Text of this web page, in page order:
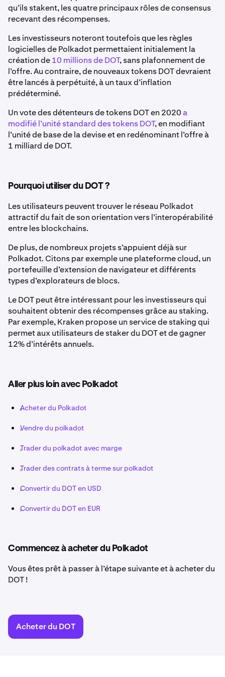
qu’ils stakent, les quatre principaux rôles de consensus
recevant des récompenses.
Les investisseurs noteront toutefois que les règles
logicielles de Polkadot permettaient initialement la
création de10 millions de DOT, sans plafonnement de
l’offre. Au contraire, de nouveaux tokens DOT devraient
être lancés à perpétuité, à un taux d’inflation
prédéterminé.
Un vote des détenteurs de tokens DOT en 2020a
modifié l’unité standard des tokens DOT, en modifiant
l’unité de base de la devise et en redénominant l’offre à
1 milliard de DOT.
Pourquoi utiliser du DOT ?
Les utilisateurs peuvent trouver le réseau Polkadot
attractif du fait de son orientation vers l’interopérabilité
entre les blockchains.
De plus, de nombreux projets s’appuient déjà sur
Polkadot. Citons par exemple une plateforme cloud, un
portefeuille d’extension de navigateur et différents
types d’explorateurs de blocs.
Le DOT peut être intéressant pour les investisseurs qui
souhaitent obtenir des récompenses grâce au staking.
Par exemple, Kraken propose un service de staking qui
permet aux utilisateurs de staker du DOT et de gagner
12% d’intérêts annuels.
Aller plus loin avec Polkadot
Acheter du Polkadot
Vendre du polkadot
Trader du polkadot avec marge
Trader des contrats à terme sur polkadot
Convertir du DOT en USD
Convertir du DOT en EUR
Commencez à acheter du Polkadot
Vous êtes prêt à passer à l’étape suivante et à acheter du
DOT !
Acheter du DOT